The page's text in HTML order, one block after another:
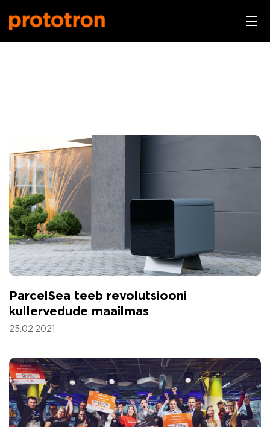
Warning : Undefined property: WP_Error::$cat_ID in
/data01/virt39277/domeenid/www.prototron.ee/
ParcelSea teeb revolutsiooni
kullervedude maailmas
25.02.2021